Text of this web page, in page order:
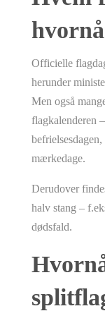
Officielle
herunder
Men også
flagkalenderen
mærkedage.
Derudover
halv stang –
dødsfald.